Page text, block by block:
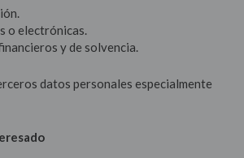
o electrónicas.
y de solvencia.
datos personales especialmente